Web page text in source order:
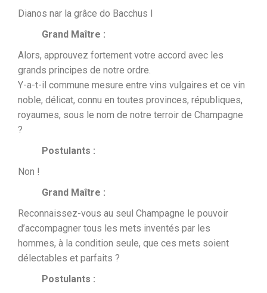
Dianos nar la grâce do Bacchus I
Grand Maître :
Alors, approuvez fortement votre accord avec les
grands principes de notre ordre.
Y-a-t-il commune mesure entre vins vulgaires et ce vin
noble, délicat, connu en toutes provinces, républiques,
royaumes, sous le nom de notre terroir de Champagne
?
Postulants :
Non !
Grand Maître :
Reconnaissez-vous au seul Champagne le pouvoir
d’accompagner tous les mets inventés par les
hommes, à la condition seule, que ces mets soient
délectables et parfaits ?
Postulants :